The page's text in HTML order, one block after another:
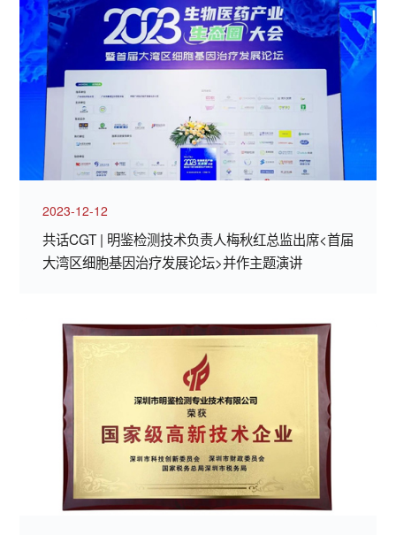
2023-12-12
共话CGT | 明鉴检测技术负责人梅秋红总监出席<首届
大湾区细胞基因治疗发展论坛>并作主题演讲